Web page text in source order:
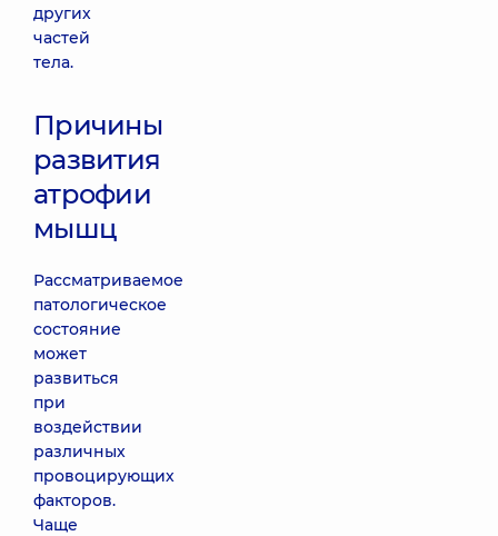
других
частей
тела.
Причины
развития
атрофии
мышц
Рассматриваемое
патологическое
состояние
может
развиться
при
воздействии
различных
провоцирующих
факторов.
Чаще